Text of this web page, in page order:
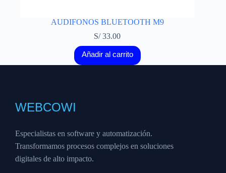
AUDIFONOS BLUETOOTH M9
S/33.00
Añadir al carrito
WEBCOWI
Especialistas en software y automatización.
Transformamos procesos complejos en soluciones
digitales de alto impacto.